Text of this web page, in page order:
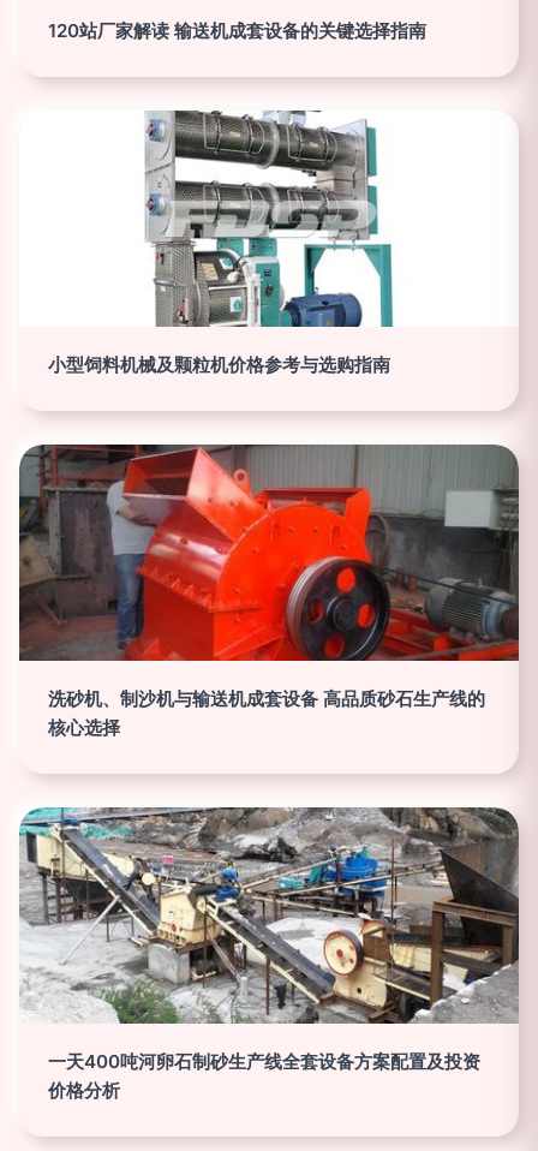
120站厂家解读 输送机成套设备的关键选择指南
小型饲料机械及颗粒机价格参考与选购指南
洗砂机、制沙机与输送机成套设备 高品质砂石生产线的
核心选择
一天400吨河卵石制砂生产线全套设备方案配置及投资
价格分析